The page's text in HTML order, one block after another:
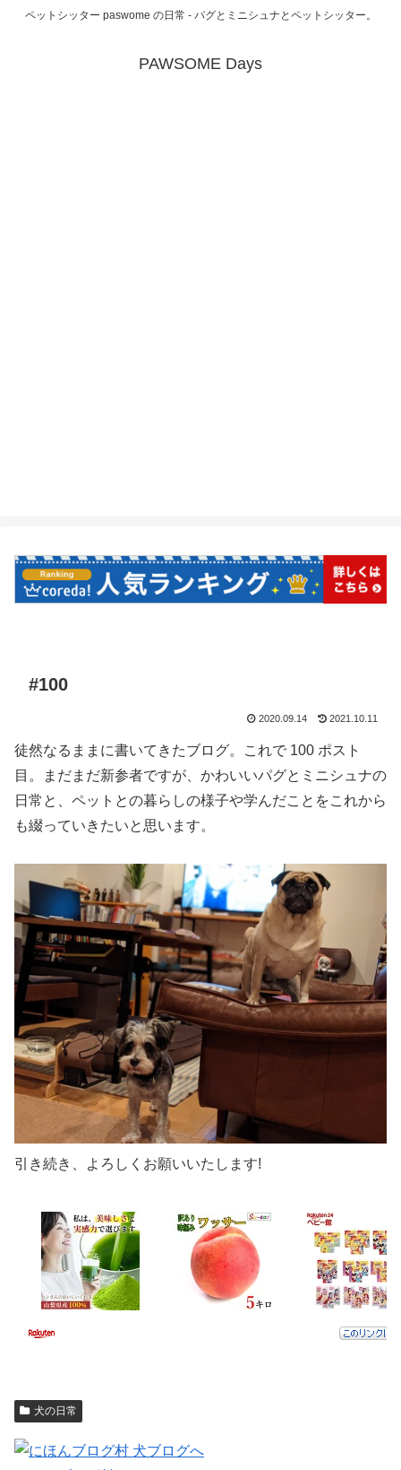
ペットシッター paswome の日常 - パグとミニシュナとペットシッター。
PAWSOME Days
#100
2020.09.14 2021.10.11
徒然なるままに書いてきたブログ。これで 100 ポスト
目。まだまだ新参者ですが、かわいいパグとミニシュナの
日常と、ペットとの暮らしの様子や学んだことをこれから
も綴っていきたいと思います。
引き続き、よろしくお願いいたします!
犬の日常